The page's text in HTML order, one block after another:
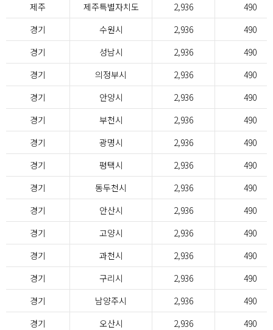
제주
제주특별자치도 2,936
490
경기
수원시 2,936
490
경기
성남시 2,936
490
경기
의정부시 2,936
490
경기
안양시 2,936
490
경기
부천시 2,936
490
경기
광명시 2,936
490
경기
평택시 2,936
490
경기
동두천시 2,936
490
경기
안산시 2,936
490
경기
고양시 2,936
490
경기
과천시 2,936
490
경기
구리시 2,936
490
경기
남양주시 2,936
490
경기
오산시 2,936
490